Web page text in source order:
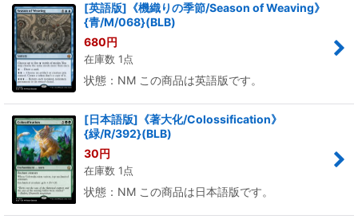
絞り込む
[英語版]《機織りの季節/Season of Weaving》
{青/M/068}(BLB)
680円
在庫数 1点
状態：NM この商品は英語版です。
[日本語版]《著大化/Colossification》
{緑/R/392}(BLB)
30円
在庫数 1点
状態：NM この商品は日本語版です。